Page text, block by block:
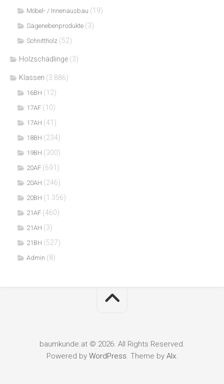
Möbel- / Innenausbau (19)
Sägenebenprodukte (3)
Schnittholz (52)
Holzschädlinge (3)
Klassen (3.886)
16BH (12)
17AF (10)
17AH (41)
18BH (234)
19BH (300)
20AF (691)
20AH (246)
20BH (1.356)
21AF (460)
21AH (3)
21BH (527)
Admin (8)
baumkunde.at © 2026. All Rights Reserved.
Powered by WordPress. Theme by Alx.